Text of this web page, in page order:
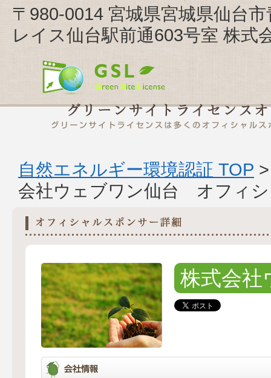
〒980-0014 宮城県宮城県仙台
レイス仙台駅前通603号室 株式
自然エネルギー環境認証 TOP
会社ウェブワン仙台 オフィ
株式会社